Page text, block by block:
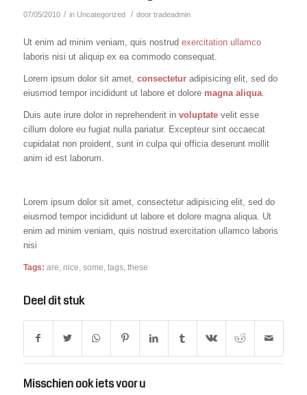
07/05/2010 / in Uncategorized / door tradeadmin
Ut enim ad minim veniam, quis nostrud exercitation ullamco
laboris nisi ut aliquip ex ea commodo consequat.
Lorem ipsum dolor sit amet, consecteturadipisicing elit, sed do
eiusmod tempor incididunt ut labore et dolore magna aliqua.
Duis aute irure dolor in reprehenderit in voluptatevelit esse
cillum dolore eu fugiat nulla pariatur. Excepteur sint occaecat
cupidatat non proident, sunt in culpa qui officia deserunt mollit
anim id est laborum.
Lorem ipsum dolor sit amet, consectetur adipisicing elit, sed do
eiusmod tempor incididunt ut labore et dolore magna aliqua. Ut
enim ad minim veniam, quis nostrud exercitation ullamco laboris
nisi
Tags: are nice some tags, these
Deel dit stuk
Misschien ook iets voor u